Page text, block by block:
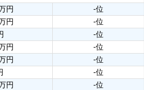
円 -位
円 -位
-位
円 -位
円 -位
-位
円 -位